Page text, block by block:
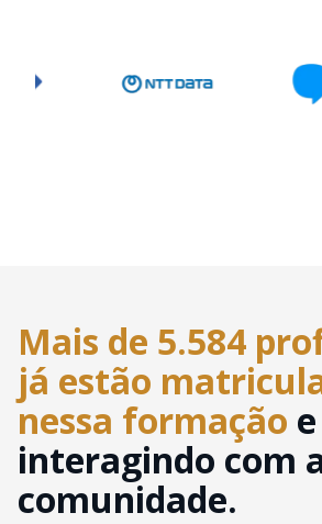
Mais de 5.584
já estão
nessa formação e
interagindo com
comunidade.